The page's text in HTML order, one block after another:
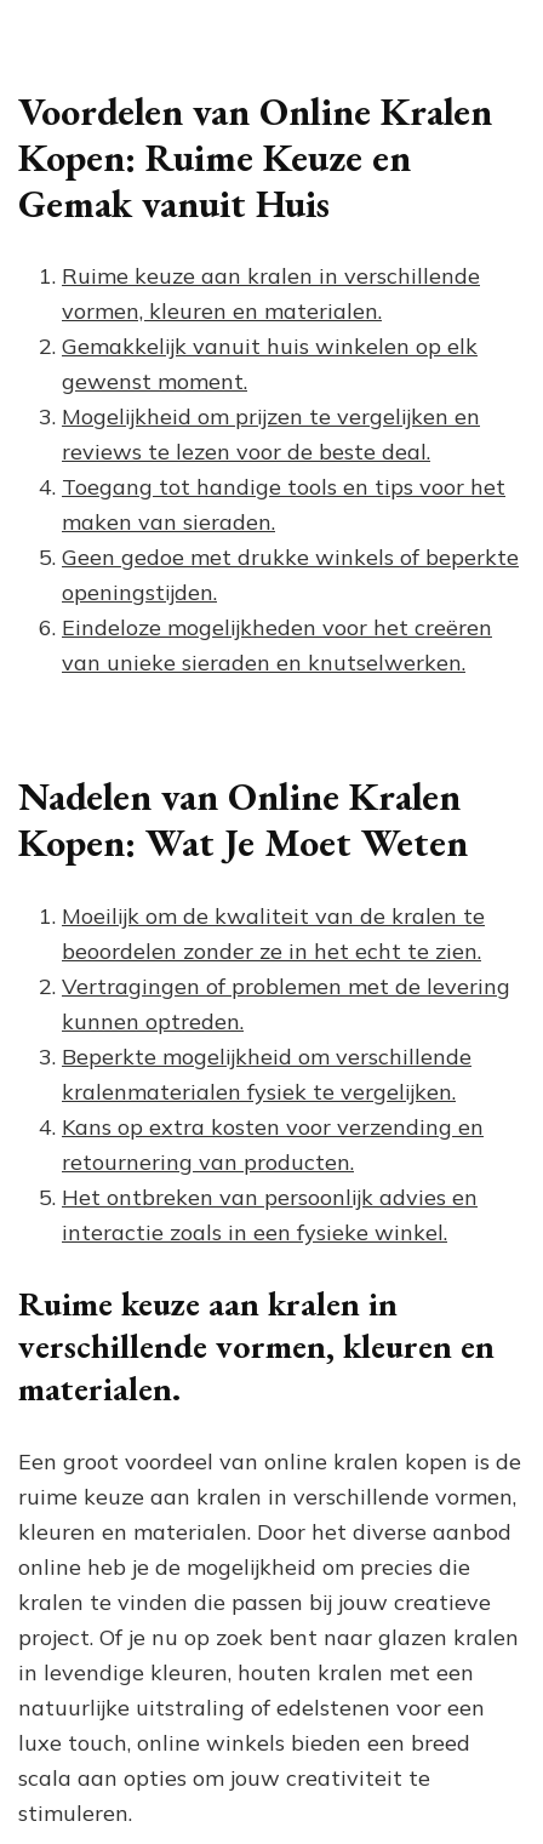
Voordelen van Online Kralen
Kopen: Ruime Keuze en
Gemak vanuit Huis
Ruime keuze aan kralen in verschillende
vormen, kleuren en materialen.
Gemakkelijk vanuit huis winkelen op elk
gewenst moment.
Mogelijkheid om prijzen te vergelijken en
reviews te lezen voor de beste deal.
Toegang tot handige tools en tips voor het
maken van sieraden.
Geen gedoe met drukke winkels of beperkte
openingstijden.
Eindeloze mogelijkheden voor het creëren
van unieke sieraden en knutselwerken.
Nadelen van Online Kralen
Kopen: Wat Je Moet Weten
Moeilijk om de kwaliteit van de kralen te
beoordelen zonder ze in het echt te zien.
Vertragingen of problemen met de levering
kunnen optreden.
Beperkte mogelijkheid om verschillende
kralenmaterialen fysiek te vergelijken.
Kans op extra kosten voor verzending en
retournering van producten.
Het ontbreken van persoonlijk advies en
interactie zoals in een fysieke winkel.
Ruime keuze aan kralen in
verschillende vormen, kleuren en
materialen.
Een groot voordeel van online kralen kopen is de
ruime keuze aan kralen in verschillende vormen,
kleuren en materialen. Door het diverse aanbod
online heb je de mogelijkheid om precies die
kralen te vinden die passen bij jouw creatieve
project. Of je nu op zoek bent naar glazen kralen
in levendige kleuren, houten kralen met een
natuurlijke uitstraling of edelstenen voor een
luxe touch, online winkels bieden een breed
scala aan opties om jouw creativiteit te
stimuleren.